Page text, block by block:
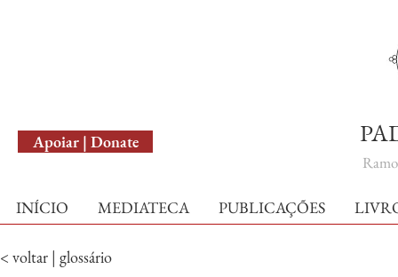
Apoiar | Donate
INÍCIO MEDIATECA PUBLICAÇÕES
< voltar | glossário